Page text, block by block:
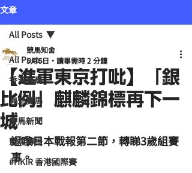
文章
All Posts
香港賽馬
海外賽馬
賽馬新聞
競馬磚提
#HKIR 香港國際賽
All Posts
【進軍東京打吡】「銀
比例」麒麟錦標再下一
城
競馬知舍
5月6日
讀畢需時 2 分鐘
返嚟日本戰報第二節，轉睇3歲組賽
事。